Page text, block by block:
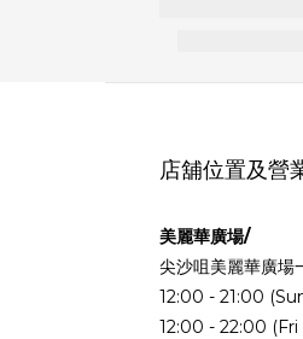
店舖位置及營
美麗華廣場/
尖沙咀美麗華廣場
12:00 - 21:00
12:00 - 22:00 (Fri